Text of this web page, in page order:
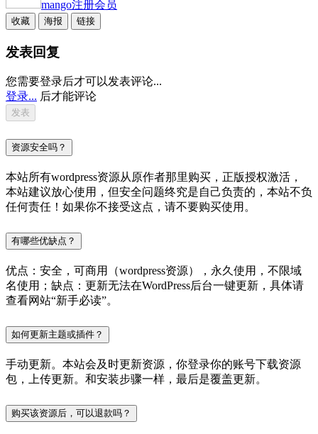
mango注册会员
收藏 海报 链接
发表回复
您需要登录后才可以发表评论...
登录... 后才能评论
资源安全吗？
本站所有wordpress资源从原作者那里购买，正版授权激活，
本站建议放心使用，但安全问题终究是自己负责的，本站不负
任何责任！如果你不接受这点，请不要购买使用。
有哪些优缺点？
优点：安全，可商用（wordpress资源），永久使用，不限域
名使用；缺点：更新无法在WordPress后台一键更新，具体请
查看网站“新手必读”。
如何更新主题或插件？
手动更新。本站会及时更新资源，你登录你的账号下载资源
包，上传更新。和安装步骤一样，最后是覆盖更新。
购买该资源后，可以退款吗？